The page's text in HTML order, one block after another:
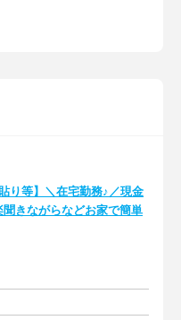
り等】＼在宅勤務♪／現金
きながらなどお家で簡単